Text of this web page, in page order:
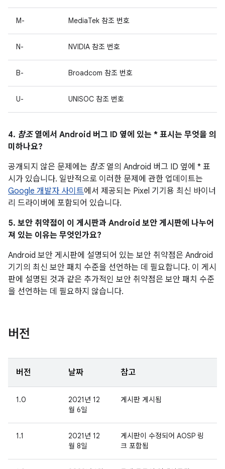
M- MediaTek 참조 번호
N- NVIDIA 참조 번호
B- Broadcom 참조 번호
U- UNISOC 참조 번호
4. 참조열에서 Android 버그 ID 옆에 있는 * 표시는 무엇을 의
미하나요?
공개되지 않은 문제에는 참조열의 Android 버그 ID 옆에 * 표
시가 있습니다. 일반적으로 이러한 문제에 관한 업데이트는
Google 개발자 사이트에서 제공되는 Pixel 기기용 최신 바이너
리 드라이버에 포함되어 있습니다.
5. 보안 취약점이 이 게시판과 Android 보안 게시판에 나누어
져 있는 이유는 무엇인가요?
Android 보안 게시판에 설명되어 있는 보안 취약점은 Android
기기의 최신 보안 패치 수준을 선언하는 데 필요합니다. 이 게시
판에 설명된 것과 같은 추가적인 보안 취약점은 보안 패치 수준
을 선언하는 데 필요하지 않습니다.
버전
버전 날짜 참고
1.0
2021년 12
월 6일
게시판 게시됨
1.1
2021년 12
월 8일
게시판이 수정되어 AOSP 링
크 포함됨